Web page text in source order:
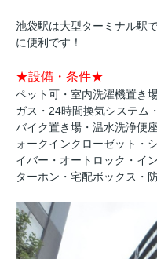
池袋駅は大型ターミナル駅
に便利です！
★設備・条件★
ペット可・室内洗濯機置き
ガス・24時間換気システム
バイク置き場・温水洗浄便
ォークインクローゼット・
イバー・オートロック・イ
ターホン・宅配ボックス・